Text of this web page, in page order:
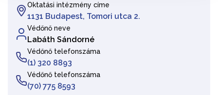
Oktatási intézmény címe
1131 Budapest, Tomori utca 2.
Védőnő neve
Labáth Sándorné
Védőnő telefonszáma
(1) 320 8893
Védőnő telefonszáma
(70) 775 8593